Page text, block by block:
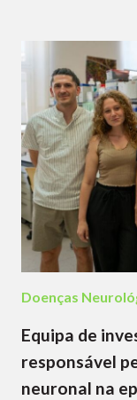
Doenças
Equipa de
responsável
neuronal na